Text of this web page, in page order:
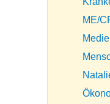
ME/